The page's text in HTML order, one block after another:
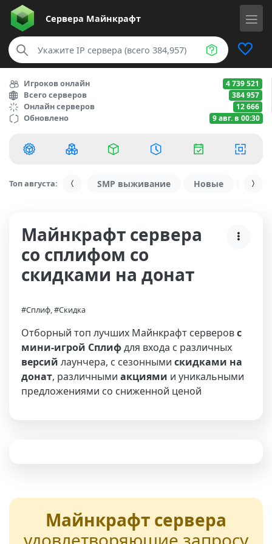
Сервера Майнкрафт
Игроков онлайн 4 739 521
Всего серверов 384 957
Онлайн серверов 12 666
Обновлено 9 авг. в 00:30
Топ августа: SMP выживание Новые С
Майнкрафт сервера
со сплифом со
скидками на донат
#Сплиф, #Скидка
Отборный топ лучших Майнкрафт серверовс
мини-игрой Сплифдля входа с различных
версий лаунчера, с сезонными скидками на
донат, различными акциями и уникальными
предложениями со сниженной ценой
Майнкрафт сервера